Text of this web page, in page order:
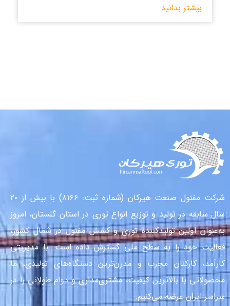
بیشتر بدانید
شرکت مفتول صنعت هیرکان (شماره ثبت: ۸۱۶۶) با بیش از ۲۰
سال سابقه در تولید و توزیع انواع توری در استان گلستان، امروز
به‌عنوان اولین تولیدکنندهٔ توری و کشش مفتول در شمال کشور،
فعالیت خود را به سطح ملی گسترش داده است. با مدیریتی
کارآمد، کارکنان مجرب و مدرن‌ترین دستگاه‌های تولیدی، ما
محصولاتی با بالاترین کیفیت، مشتری‌مداری و دوام طولانی را در
سراسر ایران عرضه می‌کنیم.